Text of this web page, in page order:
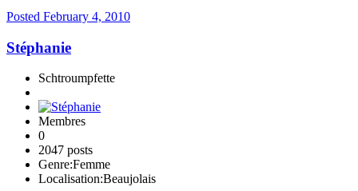
Posted February 4, 2010
Stéphanie
Schtroumpfette
Membres
0
2047 posts
Genre:Femme
Localisation:Beaujolais